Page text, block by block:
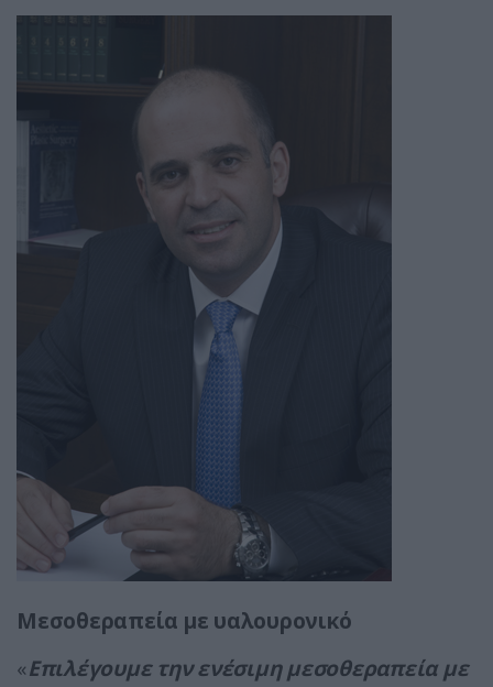
Μεσοθεραπεία με υαλουρονικό
«Επιλέγουμε την ενέσιμη μεσοθεραπεία με